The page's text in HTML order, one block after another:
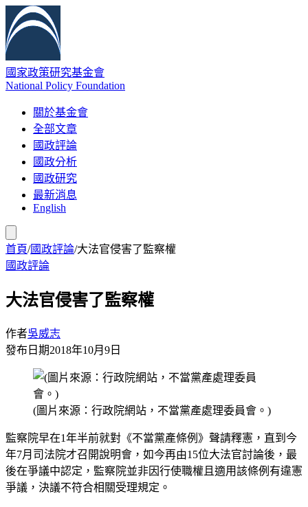
國家政策研究基金會
National Policy Foundation
關於基金會
全部文章
國政評論
國政分析
國政研究
最新消息
English
首頁/國政評論/大法官侵害了監察權
國政評論
大法官侵害了監察權
作者吳威志
發布日期2018年10月9日
(圖片來源：行政院網站，不當黨產處理委員會。)
監察院早在1年半前就對《不當黨產條例》聲請釋憲，直到今
年7月司法院才召開說明會，如今再由15位大法官討論後，最
後在爭議中認定，監察院並非因行使職權且適用該條例有違憲
爭議，決議不符合相關受理規定。